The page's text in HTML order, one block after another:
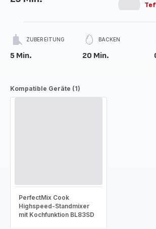
ZUBEREITUNG
5 Min.
BACKEN
20 Min.
Kompatible Geräte (1)
PerfectMix Cook
Highspeed-Standmixer
mit Kochfunktion BL83SD